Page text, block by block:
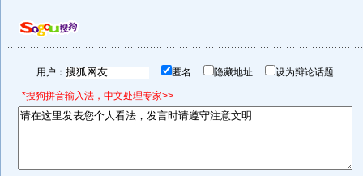
用户： 匿名 隐藏地址 设为辩论话题
*搜狗拼音输入法，中文处理专家>>